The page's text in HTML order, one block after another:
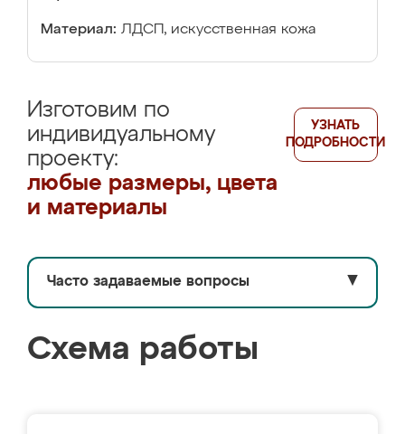
Материал: ЛДСП, искусственная кожа
Изготовим по
индивидуальному
проекту:
любые размеры, цвета
и материалы
УЗНАТЬ
ПОДРОБНОСТИ
Часто задаваемые вопросы ▼
Схема работы